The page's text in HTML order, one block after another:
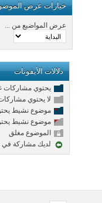
خيارات عرض
عرض المواضيع من ...
دلالات الأيقونات
يحتوي مشاركات
لا يحتوي
موضوع نشيط
موضوع نشيط
الموضوع مغلق
لديك مشاركة في